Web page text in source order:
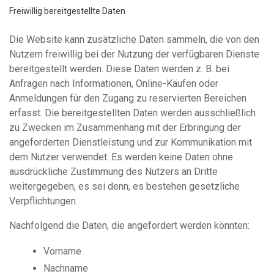
Freiwillig bereitgestellte Daten
Die Website kann zusätzliche Daten sammeln, die von den
Nutzern freiwillig bei der Nutzung der verfügbaren Dienste
bereitgestellt werden. Diese Daten werden z. B. bei
Anfragen nach Informationen, Online-Käufen oder
Anmeldungen für den Zugang zu reservierten Bereichen
erfasst. Die bereitgestellten Daten werden ausschließlich
zu Zwecken im Zusammenhang mit der Erbringung der
angeforderten Dienstleistung und zur Kommunikation mit
dem Nutzer verwendet. Es werden keine Daten ohne
ausdrückliche Zustimmung des Nutzers an Dritte
weitergegeben, es sei denn, es bestehen gesetzliche
Verpflichtungen.
Nachfolgend die Daten, die angefordert werden könnten:
Vorname
Nachname